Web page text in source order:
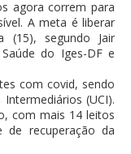
agora correm para
A meta é liberar
(15), segundo Jair
do Iges-DF e
com covid, sendo
(UCI).
com mais 14 leitos
de recuperação da